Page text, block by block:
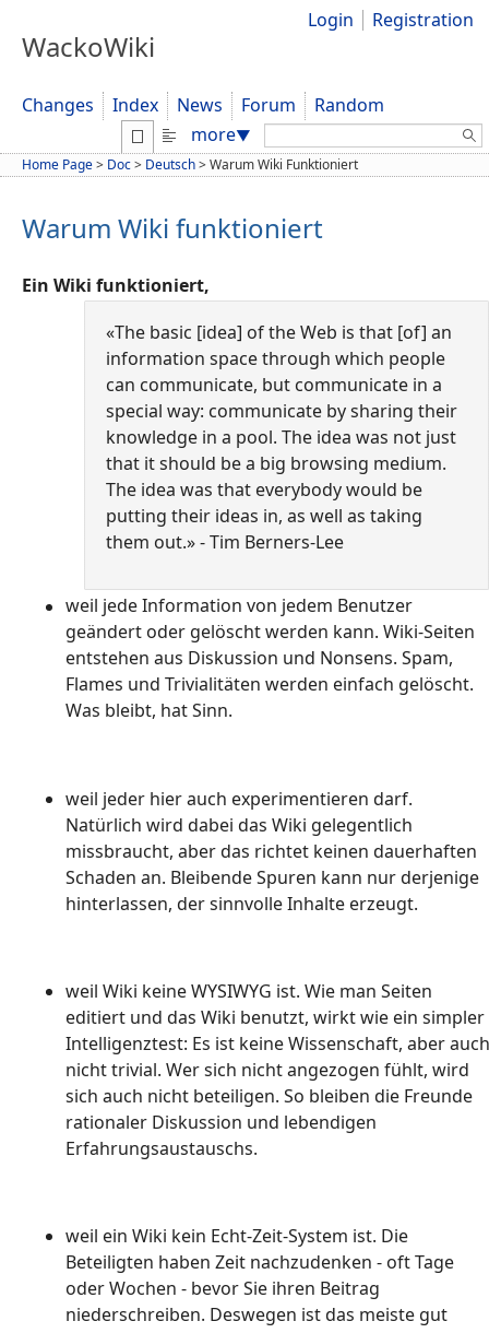
WackoWiki
Login Registration
Changes Index News Forum
Random
more▼ Search:
Home Page> Doc> Deutsch>Warum Wiki Funktioniert
Warum Wiki funktioniert
Ein Wiki funktioniert,
«The basic [idea] of the Web is that [of] an
information space through which people
can communicate, but communicate in a
special way: communicate by sharing their
knowledge in a pool. The idea was not just
that it should be a big browsing medium.
The idea was that everybody would be
putting their ideas in, as well as taking
them out.» - Tim Berners-Lee
weil jede Information von jedem Benutzer
geändert oder gelöscht werden kann. Wiki-Seiten
entstehen aus Diskussion und Nonsens. Spam,
Flames und Trivialitäten werden einfach gelöscht.
Was bleibt, hat Sinn.
weil jeder hier auch experimentieren darf.
Natürlich wird dabei das Wiki gelegentlich
missbraucht, aber das richtet keinen dauerhaften
Schaden an. Bleibende Spuren kann nur derjenige
hinterlassen, der sinnvolle Inhalte erzeugt.
weil Wiki keine WYSIWYG ist. Wie man Seiten
editiert und das Wiki benutzt, wirkt wie ein simpler
Intelligenztest: Es ist keine Wissenschaft, aber auch
nicht trivial. Wer sich nicht angezogen fühlt, wird
sich auch nicht beteiligen. So bleiben die Freunde
rationaler Diskussion und lebendigen
Erfahrungsaustauschs.
weil ein Wiki kein Echt-Zeit-System ist. Die
Beteiligten haben Zeit nachzudenken - oft Tage
oder Wochen - bevor Sie ihren Beitrag
niederschreiben. Deswegen ist das meiste gut